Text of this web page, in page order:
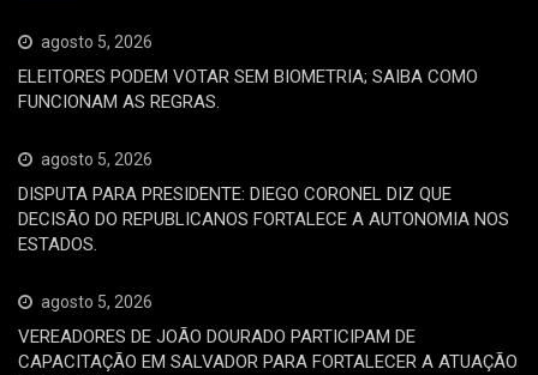
agosto 5, 2026
ELEITORES PODEM VOTAR SEM BIOMETRIA; SAIBA COMO
FUNCIONAM AS REGRAS.
agosto 5, 2026
DISPUTA PARA PRESIDENTE: DIEGO CORONEL DIZ QUE
DECISÃO DO REPUBLICANOS FORTALECE A AUTONOMIA NOS
ESTADOS.
agosto 5, 2026
VEREADORES DE JOÃO DOURADO PARTICIPAM DE
CAPACITAÇÃO EM SALVADOR PARA FORTALECER A ATUAÇÃO